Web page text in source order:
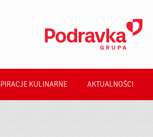
KULINARNE AKTUALNOŚCI